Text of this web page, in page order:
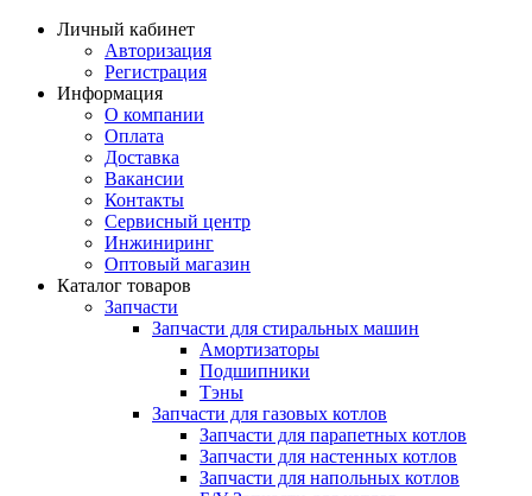
Личный кабинет
Авторизация
Регистрация
Информация
О компании
Оплата
Доставка
Вакансии
Контакты
Сервисный центр
Инжиниринг
Оптовый магазин
Каталог товаров
Запчасти
Запчасти для стиральных машин
Амортизаторы
Подшипники
Тэны
Запчасти для газовых котлов
Запчасти для парапетных котлов
Запчасти для настенных котлов
Запчасти для напольных котлов